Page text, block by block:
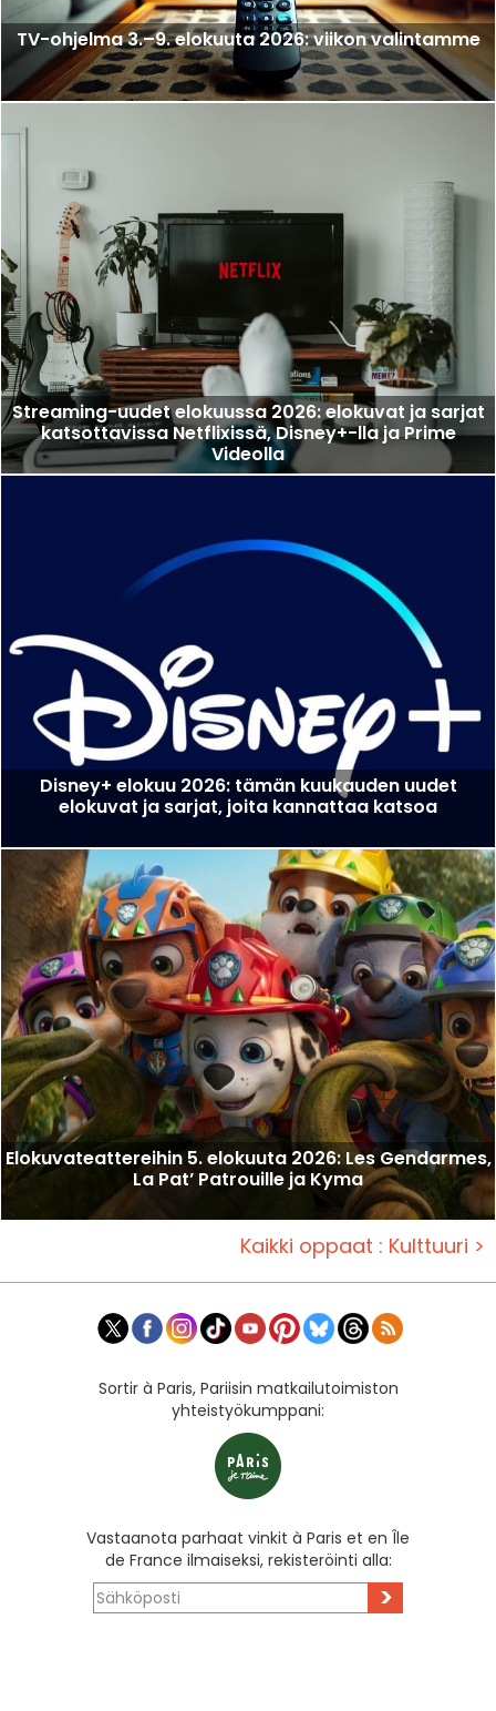
TV-ohjelma 3.–9. elokuuta 2026: viikon valintamme
Streaming-uudet elokuussa 2026: elokuvat ja sarjat
katsottavissa Netflixissä, Disney+-lla ja Prime
Videolla
Disney+ elokuu 2026: tämän kuukauden uudet
elokuvat ja sarjat, joita kannattaa katsoa
Elokuvateattereihin 5. elokuuta 2026: Les Gendarmes,
La Pat’ Patrouille ja Kyma
Kaikki oppaat : Kulttuuri >
Sortir à Paris, Pariisin matkailutoimiston
yhteistyökumppani:
Vastaanota parhaat vinkit à Paris et en Île
de France ilmaiseksi, rekisteröinti alla:
>